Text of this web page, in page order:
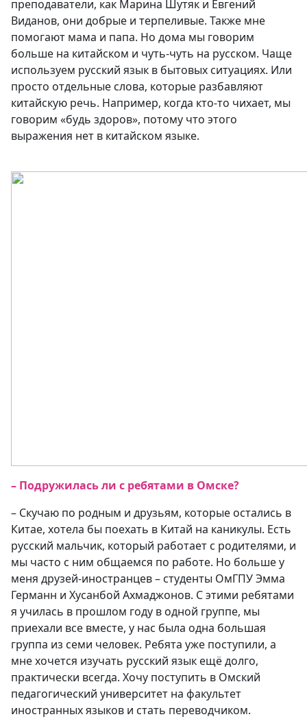
преподаватели, как Марина Шутяк и Евгений
Виданов, они добрые и терпеливые. Также мне
помогают мама и папа. Но дома мы говорим
больше на китайском и чуть-чуть на русском. Чаще
используем русский язык в бытовых ситуациях. Или
просто отдельные слова, которые разбавляют
китайскую речь. Например, когда кто-то чихает, мы
говорим «будь здоров», потому что этого
выражения нет в китайском языке.
– Подружилась ли с ребятами в Омске?
– Скучаю по родным и друзьям, которые остались в
Китае, хотела бы поехать в Китай на каникулы. Есть
русский мальчик, который работает с родителями, и
мы часто с ним общаемся по работе. Но больше у
меня друзей-иностранцев – студенты ОмГПУ Эмма
Германн и Хусанбой Ахмаджонов. С этими ребятами
я училась в прошлом году в одной группе, мы
приехали все вместе, у нас была одна большая
группа из семи человек. Ребята уже поступили, а
мне хочется изучать русский язык ещё долго,
практически всегда. Хочу поступить в Омский
педагогический университет на факультет
иностранных языков и стать переводчиком.